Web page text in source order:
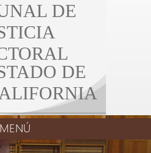
DE
DE
ALIFORNIA
MENÚ